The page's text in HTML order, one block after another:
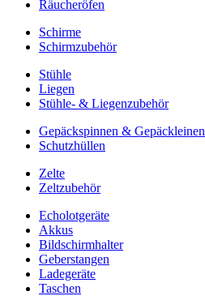
Räucheröfen
Schirme
Schirmzubehör
Stühle
Liegen
Stühle- & Liegenzubehör
Gepäckspinnen & Gepäckleinen
Schutzhüllen
Zelte
Zeltzubehör
Echolotgeräte
Akkus
Bildschirmhalter
Geberstangen
Ladegeräte
Taschen